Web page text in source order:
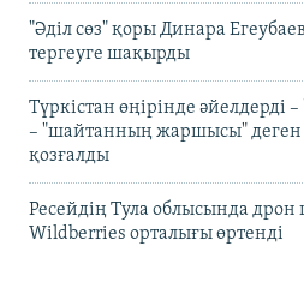
"Әділ сөз" қоры Динара
тергеуге шақырды
Түркістан өңірінде әйелдерді
– "шайтанның жаршысы" деген
қозғалды
Ресейдің Тула облысында
Wildberries орталығы өртенді